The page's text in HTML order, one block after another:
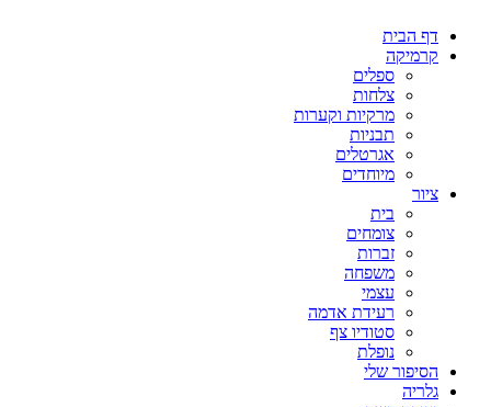
לתוכן
דף הבית
קרמיקה
ספלים
צלחות
מרקיות וקערות
תבניות
אגרטלים
מיוחדים
ציור
בית
צומחים
זברות
משפחה
עצמי
רעידת אדמה
סטודיו צף
נופלת
הסיפור שלי
גלריה